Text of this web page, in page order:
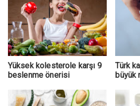
Yüksek kolesterole karşı 9
beslenme önerisi
Türk
büyük